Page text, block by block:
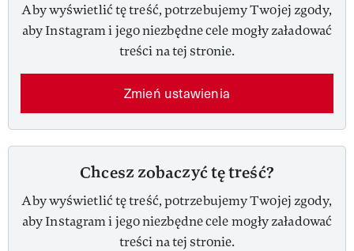
Aby wyświetlić tę treść, potrzebujemy Twojej zgody,
aby Instagram i jego niezbędne cele mogły załadować
treści na tej stronie.
Zmień ustawienia
Chcesz zobaczyć tę treść?
Aby wyświetlić tę treść, potrzebujemy Twojej zgody,
aby Instagram i jego niezbędne cele mogły załadować
treści na tej stronie.